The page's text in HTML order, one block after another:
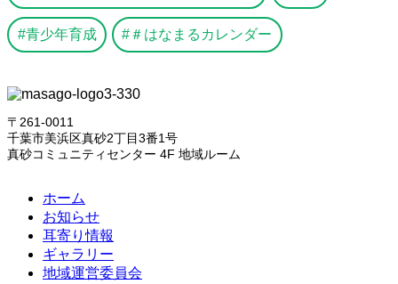
青少年育成 ＃はなまるカレンダー
〒261-0011
千葉市美浜区真砂2丁目3番1号
真砂コミュニティセンター 4F 地域ルーム
ホーム
お知らせ
耳寄り情報
ギャラリー
地域運営委員会